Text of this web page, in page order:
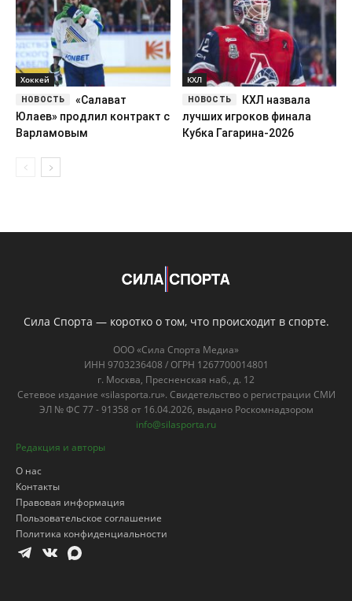
Хоккей
«Салават
Юлаев» продлил контракт с
Варламовым
КХЛ
КХЛ назвала
лучших игроков финала
Кубка Гагарина-2026
Сила Спорта — коротко о том, что происходит в спорте.
ООО «Сила Спорта Медиа»
ИНН 9703236408 / ОГРН 1267700014801
г. Москва, Пресненская наб., д. 12
Сетевое издание «silasporta.ru». Свидетельство о регистрации СМИ
ЭЛ № ФС 77 - 91358 от 16.04.2026, выдано Роскомнадзором
info@silasporta.ru
Редакция и авторы
О нас
Контакты
Правовая информация
Пользовательское соглашение
Политика конфиденциальности